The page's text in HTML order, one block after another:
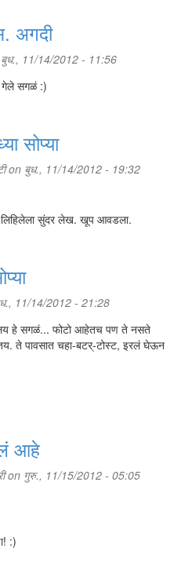
अगदी
11/14/2012 - 11:56
गेले सगळं :)
सोप्या
on बुध., 11/14/2012 - 19:32
लिहिलेला सुंदर लेख. खूप आवडला.
11/14/2012 - 21:28
हे सगळं... फोटो आहेतच पण ते नसते
ते पावसात चहा-बटर्-टोस्ट, इरलं घेऊन
आहे
on गुरु., 11/15/2012 - 05:05
:)